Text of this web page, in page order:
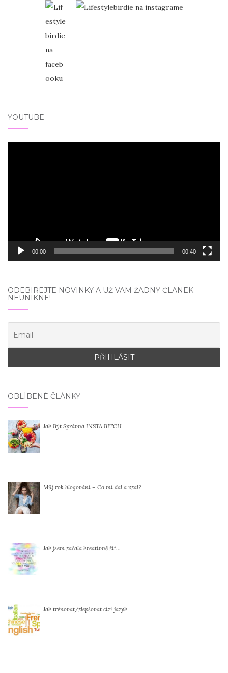
YOUTUBE
00:00 00:40
ODEBÍREJTE NOVINKY A UŽ VÁM ŽÁDNÝ ČLÁNEK
NEUNIKNE!
OBLÍBENÉ ČLÁNKY
Jak Být Správná INSTA BITCH
Můj rok blogování – Co mi dal a vzal?
Jak jsem začala kreativně žít…
Jak trénovat/zlepšovat cizí jazyk